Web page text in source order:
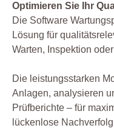
Optimieren Sie Ihr
Die Software
Lösung für
Warten, Inspektion
Die leistungsstarken
Anlagen, analysieren
Prüfberichte – für
lückenlose